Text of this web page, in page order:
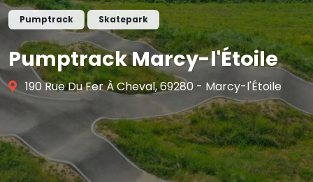
Pumptrack Skatepark
Pumptrack Marcy-l'Étoile
190 Rue Du Fer À Cheval, 69280 - Marcy-l'Étoile